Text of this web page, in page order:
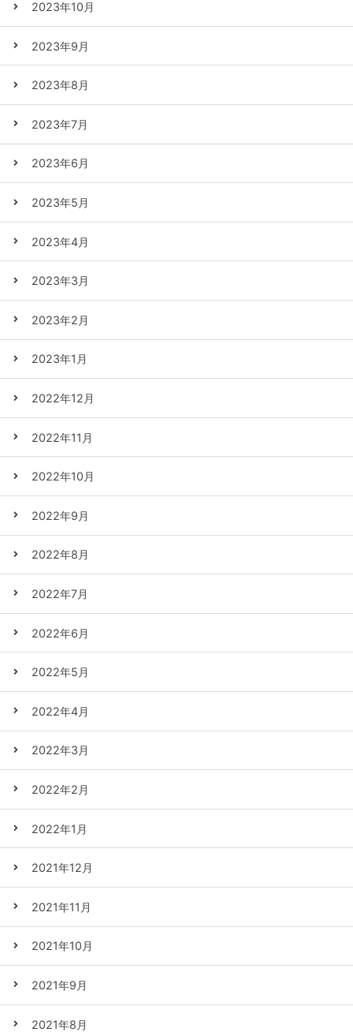
2023年10月
2023年9月
2023年8月
2023年7月
2023年6月
2023年5月
2023年4月
2023年3月
2023年2月
2023年1月
2022年12月
2022年11月
2022年10月
2022年9月
2022年8月
2022年7月
2022年6月
2022年5月
2022年4月
2022年3月
2022年2月
2022年1月
2021年12月
2021年11月
2021年10月
2021年9月
2021年8月